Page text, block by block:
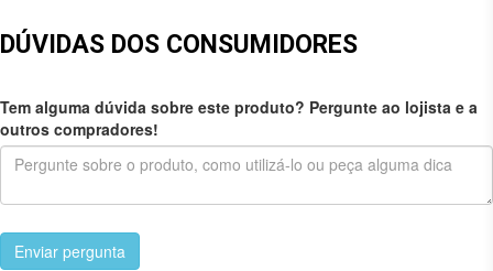
DÚVIDAS DOS CONSUMIDORES
Tem alguma dúvida sobre este produto? Pergunte ao lojista e a
outros compradores!
Enviar pergunta